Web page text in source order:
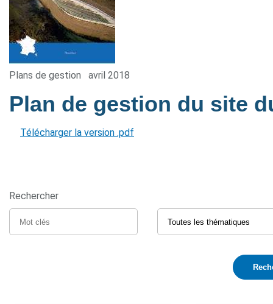
Plans de gestion avril 2018
Plan de gestion du site
Télécharger la version .pdf
Rechercher